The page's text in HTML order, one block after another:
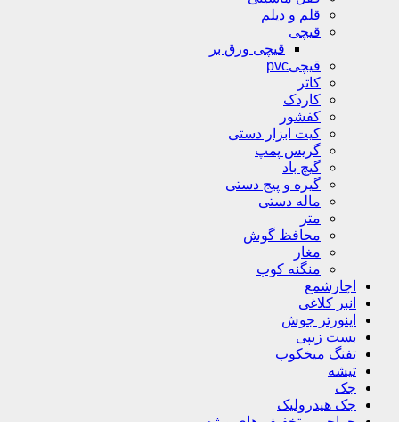
قلم و دیلم
قیچی
قیچی ورق بر
قیچیpvc
کاتر
کاردک
کفشور
کیت ابزار دستی
گریس پمپ
گیچ باد
گیره و پیج دستی
ماله دستی
متر
محافظ گوش
مغار
منگنه کوب
اچارشمع
انبر کلاغی
اینورتر جوش
بست زیپی
تفنگ میخکوب
تیشه
جک
جک هیدرولیک